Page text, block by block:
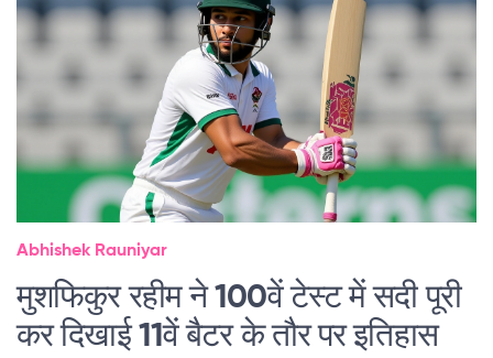
Abhishek Rauniyar
मुशफिकुर रहीम ने 100वें टेस्ट में सदी पूरी
कर दिखाई 11वें बैटर के तौर पर इतिहास